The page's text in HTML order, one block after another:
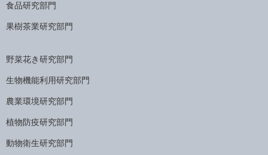
食品研究部門
果樹茶業研究部門
野菜花き研究部門
生物機能利用研究部門
農業環境研究部門
植物防疫研究部門
動物衛生研究部門